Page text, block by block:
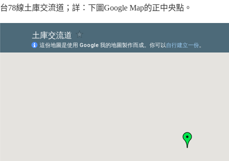
台78線土庫交流道；詳：下圖Google Map的正中央點。